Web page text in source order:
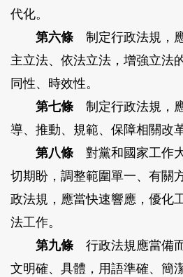
代化。
第六條制定行政法規，
主立法、依法立法，增強立法
同性、時效性。
第七條制定行政法規，應
導、推動、規範、保障相關改革
第八條對黨和國家工作
切期盼，調整範圍單一、有關
政法規，應當快速響應，優化
法工作。
第九條行政法規應當備
文明確、具體，用語準確、簡